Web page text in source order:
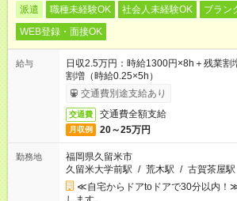
派遣 職種未経験OK 社会人未経験OK
ブラン
WEB登録・面接OK
給与
日収2.5万円：時給1300円×8h＋残業割
割増（時給0.25×5h）
交通費別途支給あり
交通費 交通費全額支給
月収例 20～25万円
勤務地
福岡県久留米市
久留米大学前駅 / 荒木駅 / 古賀茶屋駅
≪自宅からドアtoドアで30分以内！